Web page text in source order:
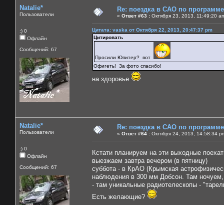
Natalie*
Пользователи
:) 0
Офлайн
Сообщений: 67
Re: поездка в САО по
« Ответ #63 : Октября 23, 2013, 11:49:20
Цитата: vaska от Октября 22, 2013, 20:47:37 pm
Цитировать
Просили Юпитер? вот
Офигеть! За фото спасибо!
на здоровье
Natalie*
Пользователи
:) 0
Офлайн
Сообщений: 67
Re: поездка в САО по
« Ответ #64 : Октября 24, 2013, 14:58:34
Кстати планируем на эти выходные
выезжаем завтра вечером (в пятницу)
суббота - в КрАО (Крымская
наблюдения в 300 мм Добсон. Там
- там уникальные радиотелескопы -
Есть желающие?